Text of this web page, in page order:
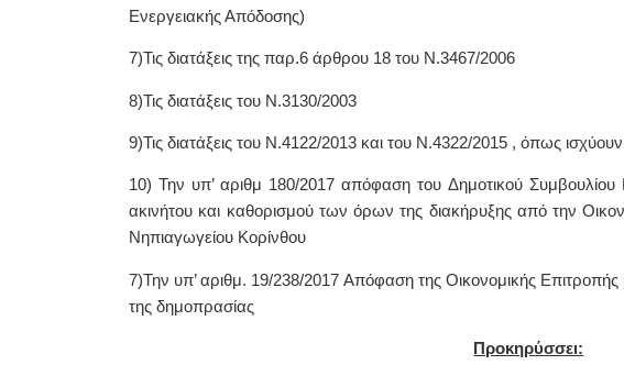
Ενεργειακής Απόδοσης)
7)Τις διατάξεις της παρ.6 άρθρου 18 του Ν.3467/2006
8)Τις διατάξεις του Ν.3130/2003
9)Τις διατάξεις του Ν.4122/2013 και του Ν.4322/2015 , όπως
10) Την υπ’ αριθμ 180/2017 απόφαση του Δημοτικού Συμβουλίου
ακινήτου και καθορισμού των όρων της διακήρυξης από την
Νηπιαγωγείου Κορίνθου
7)Την υπ’ αριθμ. 19/238/2017 Απόφαση της Οικονομικής Επιτροπής
της δημοπρασίας
Προκηρύσσει: